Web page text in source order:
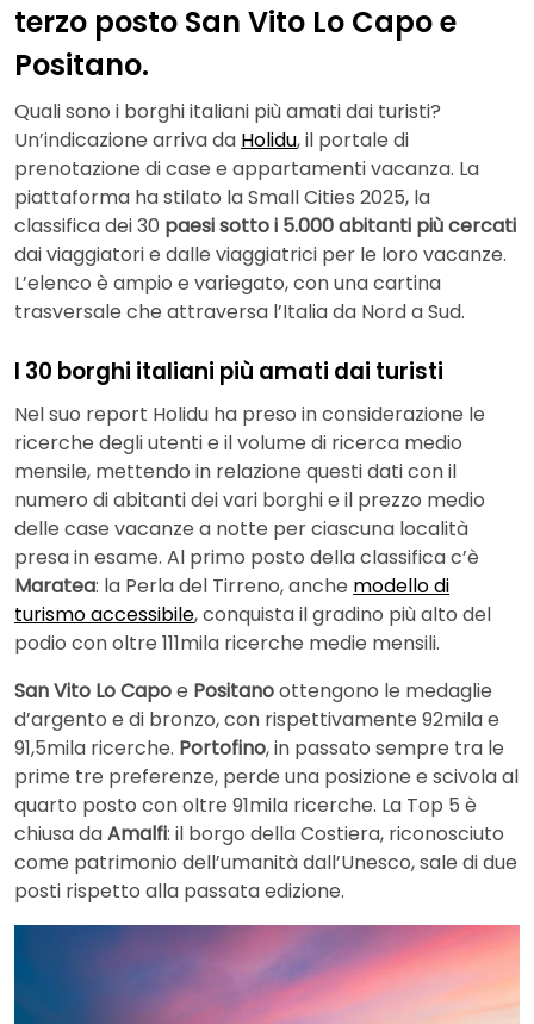
terzo posto San Vito Lo Capo e
Positano.
Quali sono i borghi italiani più amati dai turisti?
Un’indicazione arriva da Holidu, il portale di
prenotazione di case e appartamenti vacanza. La
piattaforma ha stilato la Small Cities 2025, la
classifica dei 30 paesi sotto i 5.000 abitanti più cercati
dai viaggiatori e dalle viaggiatrici per le loro vacanze.
L’elenco è ampio e variegato, con una cartina
trasversale che attraversa l’Italia da Nord a Sud.
I 30 borghi italiani più amati dai turisti
Nel suo report Holidu ha preso in considerazione le
ricerche degli utenti e il volume di ricerca medio
mensile, mettendo in relazione questi dati con il
numero di abitanti dei vari borghi e il prezzo medio
delle case vacanze a notte per ciascuna località
presa in esame. Al primo posto della classifica c’è
Maratea: la Perla del Tirreno, anche modello di
turismo accessibile, conquista il gradino più alto del
podio con oltre 111mila ricerche medie mensili.
San Vito Lo Capoe Positanoottengono le medaglie
d’argento e di bronzo, con rispettivamente 92mila e
91,5mila ricerche. Portofino, in passato sempre tra le
prime tre preferenze, perde una posizione e scivola al
quarto posto con oltre 91mila ricerche. La Top 5 è
chiusa daAmalfi: il borgo della Costiera, riconosciuto
come patrimonio dell’umanità dall’Unesco, sale di due
posti rispetto alla passata edizione.